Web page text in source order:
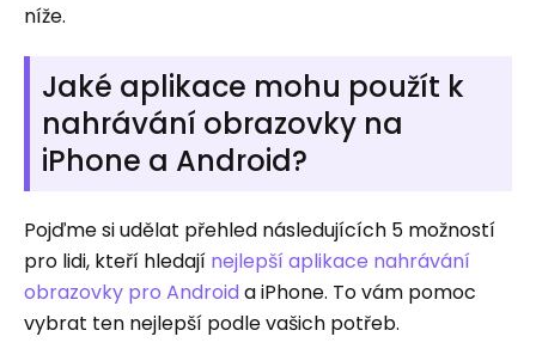
níže.
Jaké aplikace mohu použít k
nahrávání obrazovky na
iPhone a Android?
Pojďme si udělat přehled následujících 5 možností
pro lidi, kteří hledají nejlepší aplikace nahrávání
obrazovky pro Android a iPhone. To vám pomoc
vybrat ten nejlepší podle vašich potřeb.